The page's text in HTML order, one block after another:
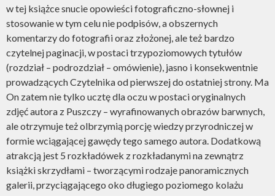
w tej książce snucie opowieści fotograficzno-słownej i
stosowanie w tym celu nie podpisów, a obszernych
komentarzy do fotografii oraz złożonej, ale też bardzo
czytelnej paginacji, w postaci trzypoziomowych tytułów
(rozdział – podrozdział – omówienie), jasno i konsekwentnie
prowadzących Czytelnika od pierwszej do ostatniej strony. Ma
On zatem nie tylko ucztę dla oczu w postaci oryginalnych
zdjęć autora z Puszczy – wyrafinowanych obrazów barwnych,
ale otrzymuje też olbrzymią porcję wiedzy przyrodniczej w
formie wciągającej gawędy tego samego autora. Dodatkową
atrakcją jest 5 rozkładówek z rozkładanymi na zewnątrz
książki skrzydłami – tworzącymi rodzaje panoramicznych
galerii, przyciągającego oko długiego poziomego kolażu